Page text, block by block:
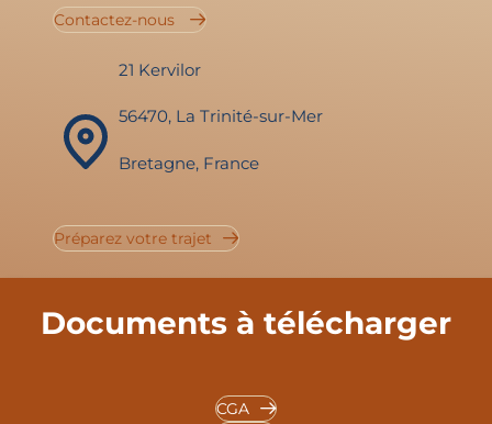
Contactez-nous
21 Kervilor
56470, La Trinité-sur-Mer
Bretagne, France
Préparez votre trajet
Documents à télécharger
CGA